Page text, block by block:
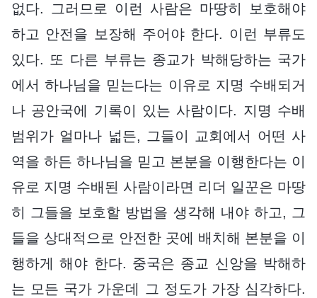
없다. 그러므로 이런 사람은 마땅히 보호해야
하고 안전을 보장해 주어야 한다. 이런 부류도
있다. 또 다른 부류는 종교가 박해당하는 국가
에서 하나님을 믿는다는 이유로 지명 수배되거
나 공안국에 기록이 있는 사람이다. 지명 수배
범위가 얼마나 넓든, 그들이 교회에서 어떤 사
역을 하든 하나님을 믿고 본분을 이행한다는 이
유로 지명 수배된 사람이라면 리더 일꾼은 마땅
히 그들을 보호할 방법을 생각해 내야 하고, 그
들을 상대적으로 안전한 곳에 배치해 본분을 이
행하게 해야 한다. 중국은 종교 신앙을 박해하
는 모든 국가 가운데 그 정도가 가장 심각하다.